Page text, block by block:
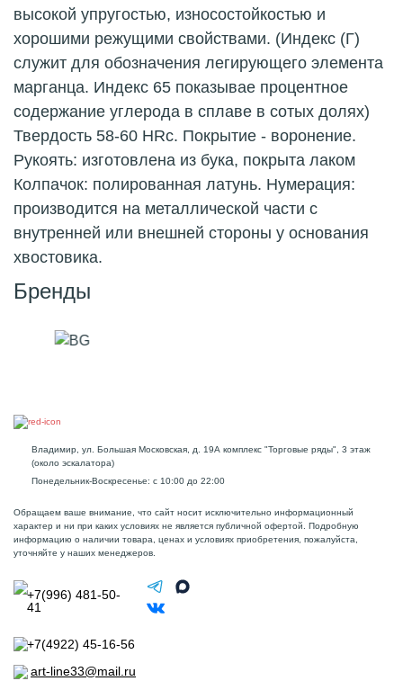
высокой упругостью, износостойкостью и
хорошими режущими свойствами. (Индекс (Г)
служит для обозначения легирующего элемента
марганца. Индекс 65 показывае процентное
содержание углерода в сплаве в сотых долях)
Твердость 58-60 HRc. Покрытие - воронение.
Рукоять: изготовлена из бука, покрыта лаком
Колпачок: полированная латунь. Нумерация:
производится на металлической части с
внутренней или внешней стороны у основания
хвостовика.
Бренды
Владимир, ул. Большая Московская, д. 19А комплекс "Торговые ряды", 3 этаж
Понедельник-Воскресенье: с 10:00 до 22:00
Обращаем ваше внимание, что сайт носит исключительно информационный
характер и ни при каких условиях не является публичной офертой. Подробную
информацию о наличии товара, ценах и условиях приобретения, пожалуйста,
+7(996) 481-50-